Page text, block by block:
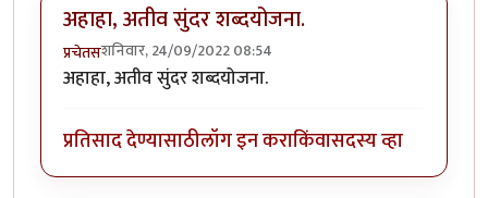
अहाहा, अतीव सुंदर शब्दयोजना.
प्रचेतसशनिवार, 24/09/2022 08:54
अहाहा, अतीव सुंदर शब्दयोजना.
प्रतिसाद देण्यासाठीलॉग इन कराकिंवासदस्य व्हा